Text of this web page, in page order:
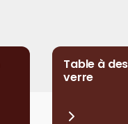
Table à
verre